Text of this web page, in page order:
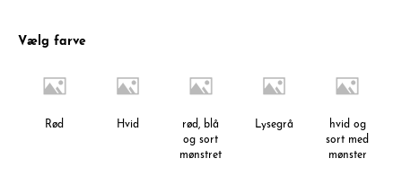
Vælg farve
Rød Hvid
rød, blå
og sort
mønstret
Lysegrå
hvid og
sort med
mønster